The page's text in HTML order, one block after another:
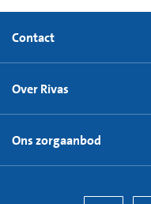
Contact
Over Rivas
Ons zorgaanbod